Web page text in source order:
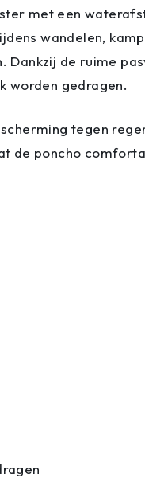
met een
wandelen,
de ruime
worden gedragen.
tegen
de poncho